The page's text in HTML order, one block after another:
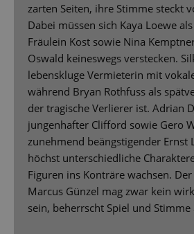
zarten Seiten, ihre Stimme steckt
Dabei müssen sich Kaya Loewe
Fräulein Kost sowie Nina
Oswald keineswegs verstecken.
lebenskluge Vermieterin mit
während Bryan Rothfuss als
der tragische Verlierer ist. Adrian
jungenhafter Clifford sowie Gero
zunehmend beängstigender Ernst
höchst unterschiedliche
Figuren ins Konträre wachsen.
Marcus Günzel mag zwar kein
sein, beherrscht Spiel und